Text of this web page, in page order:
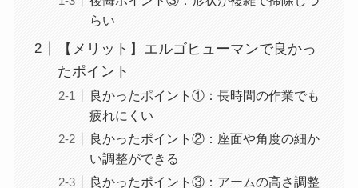
らい
【メリット】エルゴヒューマンで良かっ
たポイント
良かったポイント①：長時間の作業でも
疲れにくい
良かったポイント②：座面や角度の細か
い調整ができる
良かったポイント③：アームの高さ調整